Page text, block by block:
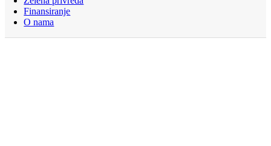
Finansiranje
O nama